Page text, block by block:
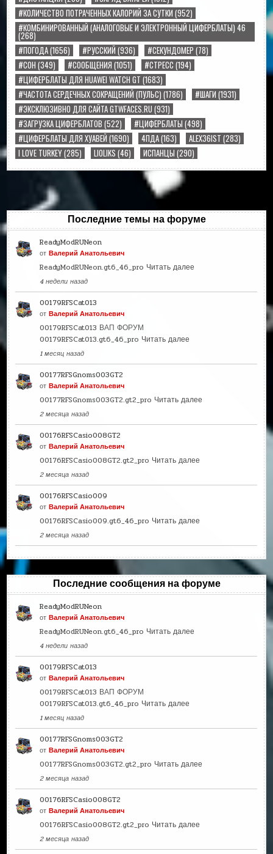
#КОЛИЧЕСТВО ПОТРАЧЕННЫХ КАЛОРИЙ ЗА СУТКИ (952)
#КОМБИНИРОВАННЫЙ (АНАЛОГОВЫЕ И ЭЛЕКТРОННЫЙ ЦИФЕРБЛАТЫ) 46
(268)
#ПОГОДА(1656) #РУССКИЙ (936) #СЕКУНДОМЕР (78)
#СОН (349) #СООБЩЕНИЯ (1051) #СТРЕСС (194)
#ЦИФЕРБЛАТЫ ДЛЯ HUAWEI WATCH GT (1683)
#ЧАСТОТА СЕРДЕЧНЫХ СОКРАЩЕНИЙ (ПУЛЬС) (1786) #ШАГИ (1931)
#ЭКСКЛЮЗИВНО ДЛЯ САЙТА GTWFACES.RU (931)
#ЗАГРУЗКА ЦИФЕРБЛАТОВ (522) #ЦИФЕРБЛАТЫ (498)
#ЦИФЕРБЛАТЫ ДЛЯ ХУАВЕЙ (1690) 4ПДА(163) ALEX36IST (283)
I LOVE TURKEY(285) LIOLIKS (46) ИСПАНЦЫ (290)
Последние темы на форуме
ReadyModRUNeon
отВалерий Анатольевич
ReadyModRUNeon.gt6_46_pro Читать далее
4 недели назад
00179RFSCat013
отВалерий Анатольевич
00179RFSCat013 ВАП ФОРУМ
00179RFSCat013.gt6_46_pro Читать далее
1 месяц назад
00177RFSGnoms003GT2
отВалерий Анатольевич
00177RFSGnoms003GT2.gt2_pro Читать далее
2 месяца назад
00176RFSCasio008GT2
отВалерий Анатольевич
00176RFSCasio008GT2.gt2_pro Читать далее
2 месяца назад
00176RFSCasio009
отВалерий Анатольевич
00176RFSCasio009.gt6_46_pro Читать далее
2 месяца назад
Последние сообщения на форуме
ReadyModRUNeon
отВалерий Анатольевич
ReadyModRUNeon.gt6_46_pro Читать далее
4 недели назад
00179RFSCat013
отВалерий Анатольевич
00179RFSCat013 ВАП ФОРУМ
00179RFSCat013.gt6_46_pro Читать далее
1 месяц назад
00177RFSGnoms003GT2
отВалерий Анатольевич
00177RFSGnoms003GT2.gt2_pro Читать далее
2 месяца назад
00176RFSCasio008GT2
отВалерий Анатольевич
00176RFSCasio008GT2.gt2_pro Читать далее
2 месяца назад